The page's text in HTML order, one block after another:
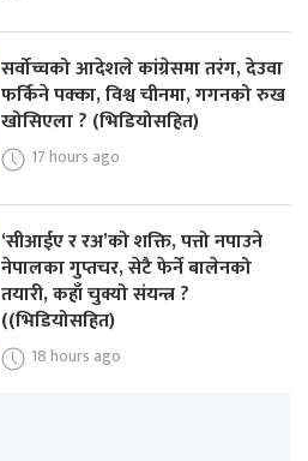
सर्वोच्चको आदेशले कांग्रेसमा तरंग, देउवा
फर्किने पक्का, विश्व चीनमा, गगनको रुख
खोसिएला ? (भिडियोसहित)
17 hours ago
‘सीआईए र रअ’को शक्ति, पत्तो नपाउने
नेपालका गुप्तचर, सेटै फेर्ने बालेनको
तयारी, कहाँ चुक्यो संयन्त्र ?
((भिडियोसहित)
18 hours ago